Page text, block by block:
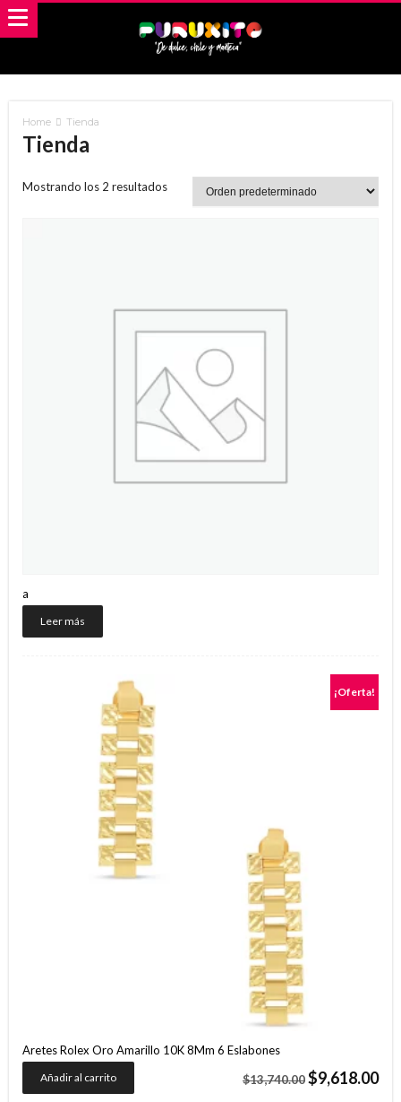
Home Tienda
Tienda
Mostrando los 2 resultados
a
Leer más
¡Oferta!
Aretes Rolex Oro Amarillo 10K 8Mm 6 Eslabones
$13,740.00El
$9,618.00El
Añadir al carrito